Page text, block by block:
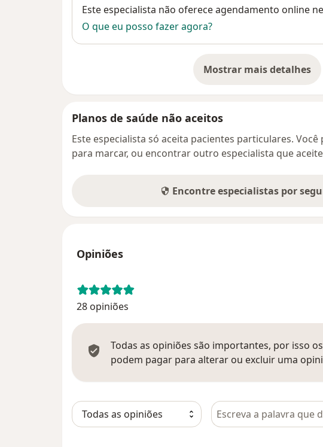
Disponibilidade
Este especialista não oferece agendamento online
O que eu posso fazer agora?
Mostrar mais detalhes
sobre o
Planos de saúde não aceitos
Este especialista só aceita pacientes particulares.
para marcar, ou encontrar outro especialista que
Encontre especialistas por
Opiniões
28 opiniões
Todas as opiniões são importantes, por isso
podem pagar para alterar ou excluir uma
Pesquisar em opiniões